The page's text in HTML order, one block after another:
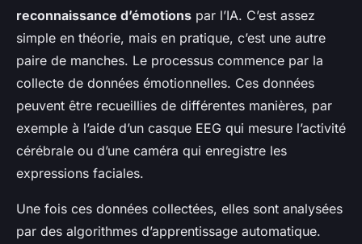
reconnaissance d’émotions par l’IA. C’est assez
simple en théorie, mais en pratique, c’est une autre
paire de manches. Le processus commence par la
collecte de données émotionnelles. Ces données
peuvent être recueillies de différentes manières, par
exemple à l’aide d’un casque EEG qui mesure l’activité
cérébrale ou d’une caméra qui enregistre les
expressions faciales.
Une fois ces données collectées, elles sont analysées
par des algorithmes d’apprentissage automatique.